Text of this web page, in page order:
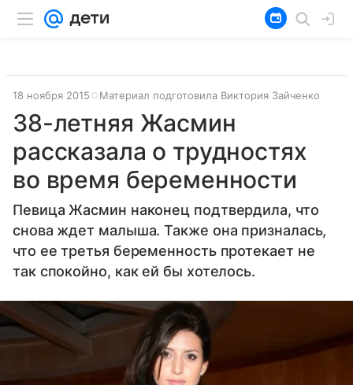
18 ноября 2015 Материал подготовила Виктория Зайченко
38-летняя Жасмин
рассказала о трудностях
во время беременности
Певица Жасмин наконец подтвердила, что
снова ждет малыша. Также она призналась,
что ее третья беременность протекает не
так спокойно, как ей бы хотелось.